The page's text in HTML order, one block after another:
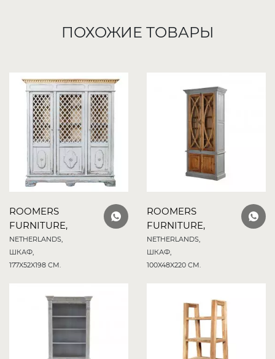
ПОХОЖИЕ ТОВАРЫ
ROOMERS
FURNITURE,
NETHERLANDS,
ШКАФ,
177X52X198 СМ.
ROOMERS
FURNITURE,
NETHERLANDS,
ШКАФ,
100X48X220 СМ.